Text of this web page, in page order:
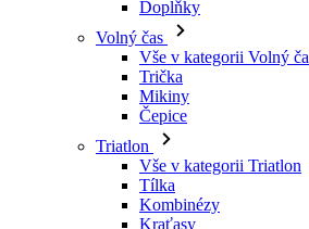
Doplňky
Volný čas
Vše v kategorii Volný
Trička
Mikiny
Čepice
Triatlon
Vše v kategorii Triatlon
Tílka
Kombinézy
Kraťasy